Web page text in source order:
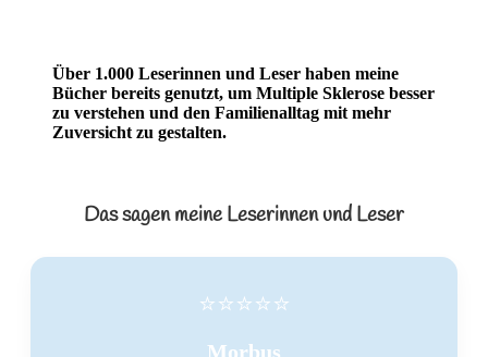
Über 1.000 Leserinnen und Leser haben meine
Bücher bereits genutzt, um Multiple Sklerose besser
zu verstehen und den Familienalltag mit mehr
Zuversicht zu gestalten.
Das sagen meine Leserinnen und Leser
⭐⭐⭐⭐⭐
Morbus